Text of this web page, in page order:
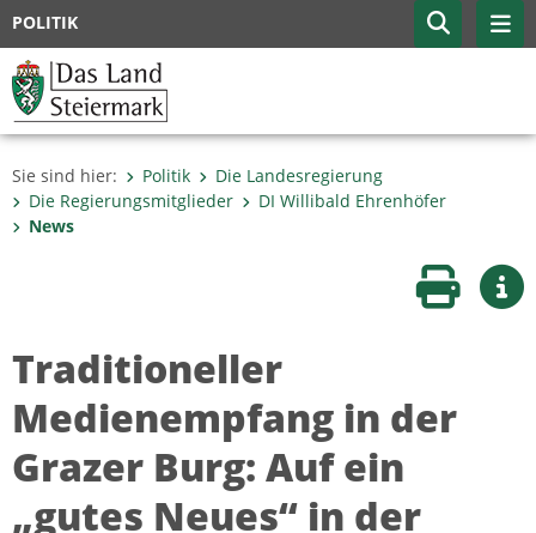
POLITIK
Sie sind hier: Politik
Die Landesregierung
Die Regierungsmitglieder
DI Willibald Ehrenhöfer
News
Seite
Traditioneller
Medienempfang in der
Grazer Burg: Auf ein
„gutes Neues“ in der